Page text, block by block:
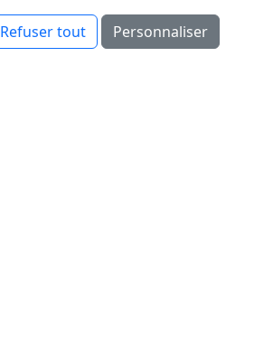
Refuser tout Personnaliser